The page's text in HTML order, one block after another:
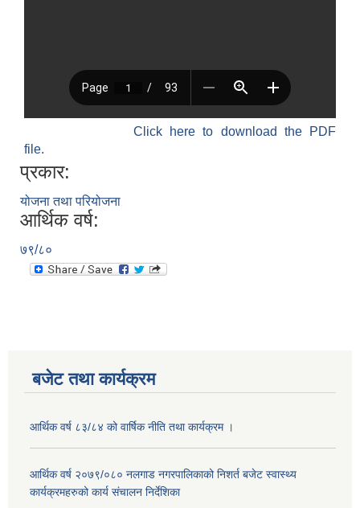
Click here to download the PDF
file.
प्रकार:
योजना तथा परियोजना
आर्थिक वर्ष:
७९/८०
बजेट तथा कार्यक्रम
आर्थिक वर्ष ८३/८४ को वार्षिक नीति तथा कार्यक्रम ।
आर्थिक वर्ष २०७९/०८० नलगाड नगरपालिकाको निशर्त बजेट स्वास्थ्य
कार्यक्रमहरुको कार्य संचालन निर्देशिका